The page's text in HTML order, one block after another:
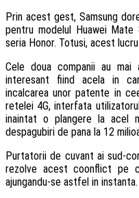
Prin acest gest, Samsung
pentru modelul Huawei
seria Honor. Totusi, acest
Cele doua companii au
interesant fiind acela in
incalcarea unor patente in
retelei 4G, interfata
inaintat o plangere la acel
despagubiri de pana la 12
Purtatorii de cuvant ai sud-
rezolve acest coonflict pe
ajungandu-se astfel in instanta.